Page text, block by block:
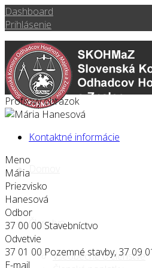
Dashboard
Prihlásenie
Domov
Členstvo
Všeobecne o členstve
Profilový obrázok
Kontaktné informácie
Meno
Mária
Priezvisko
Hanesová
Odbor
37 00 00 Stavebníctvo
Odvetvie
37 01 00 Pozemné stavby, 37 09
E-mail